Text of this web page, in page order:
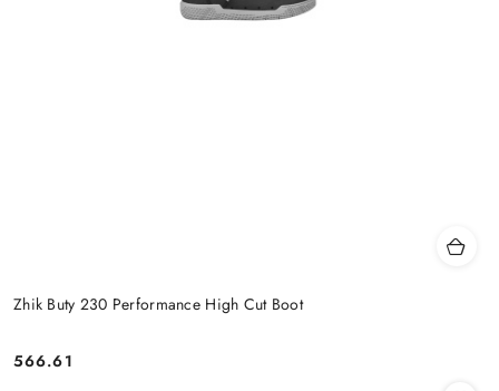
Zhik Buty 230 Performance High Cut Boot
Cena:
566.61